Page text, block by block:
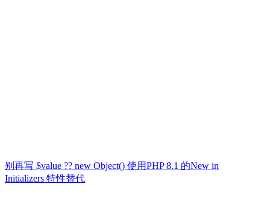
别再写 $value ?? new Object() 使用PHP 8.1 的New in
Initializers 特性替代